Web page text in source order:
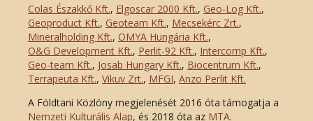
Colas Északkő Kft., Elgoscar 2000 Kft., Geo-Log Kft.,
Geoproduct Kft., Geoteam Kft., Mecsekérc Zrt.,
Mineralholding Kft., OMYA Hungária Kft.,
O&G Development Kft., Perlit-92 Kft., Intercomp Kft.,
Geo-team Kft., Josab Hungary Kft., Biocentrum Kft.,
Terrapeuta Kft., Vikuv Zrt., MFGI, Anzo Perlit Kft.
A Földtani Közlöny megjelenését 2016 óta támogatja a
Nemzeti Kulturális Alap, és 2018 óta az MTA.